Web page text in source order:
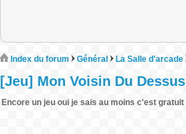
Index du forum Général La Salle d'arcade
[Jeu] Mon Voisin Du
Encore un jeu oui je sais au moins c'est gratuit